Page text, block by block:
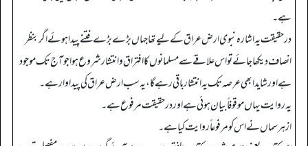
ہے۔
درحقیقت یہ اشار ہ نبوی ارض عراق کے لیے تھا جہاں بڑے بڑے فتنے پیدا ہوئے اگر بنظر
انصاف دیکھا جائے تو اس علاقے سے مسلمانوں کا افتراق وانتشار شروع ہوا جو آج تک موجود
ہے اور شاید ابھی عرصہ تک یہ انتشار باقی رہے گا، یہ سب ارض عراق کی پیداوار ہے۔
یہ روایت یہاں موقوفاً بیان ہوئی ہے اور درحقیقت مرفوع ہے۔
ازہر سماں نے اس کو مرفوعا ً روایت کیا ہے۔